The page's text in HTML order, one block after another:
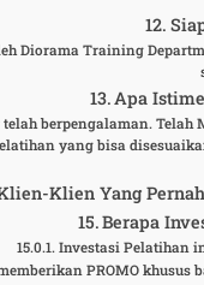
Diorama Training
Apa
berpengalaman.
yang bisa
Klien Yang
Berapa
Investasi Pelatihan
PROMO